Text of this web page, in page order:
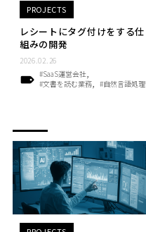
PROJECTS
レシートにタグ付けをする仕
組みの開発
2026.02.26
#SaaS運営会社
#文書を読む業務
#自然言語処理